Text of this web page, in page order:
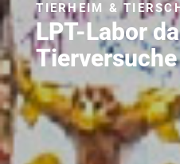
LPT-Labor
TIERHEIM &